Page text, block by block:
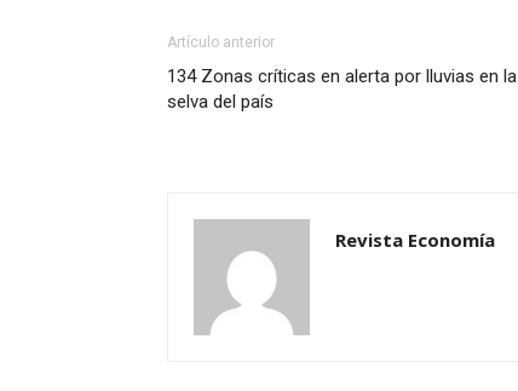
Artículo anterior
134 Zonas críticas en alerta por lluvias en la
selva del país
Revista Economía